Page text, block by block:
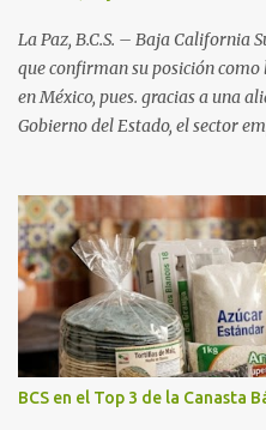
La Paz, B.C.S. – Baja California
que confirman su posición
en México, pues. gracias a una
Gobierno del Estado, el sector
una derrama económica sin
este periodo vacacional son
que supera el 70% . Sin
norte del estado. Comondú
impresionante 89% de
creciente en el turismo de
consolidados y emergentes: Los
picos del 79% en Año Nuevo).
BCS en el Top 3 de la Canasta